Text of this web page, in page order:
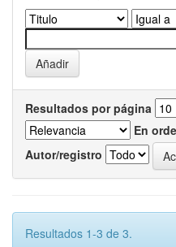
Resultados por página
En
Autor/registro
Resultados 1-3 de 3.